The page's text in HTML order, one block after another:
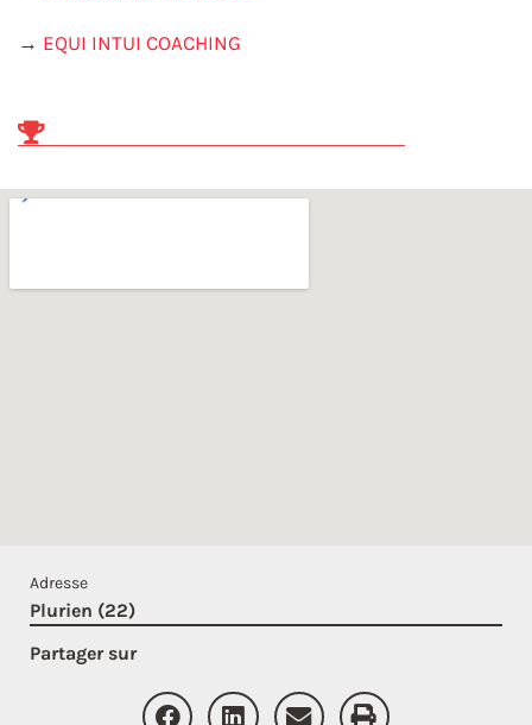
→ EQUI INTUI COACHING
Adresse
Plurien (22)
Partager sur